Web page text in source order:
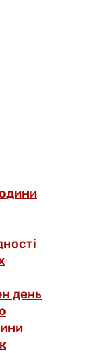
день